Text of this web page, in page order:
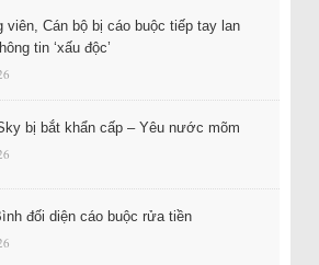
viên, Cán bộ bị cáo buộc tiếp tay lan
tin ‘xấu độc’
bị bắt khẩn cấp – Yêu nước mõm
đối diện cáo buộc rửa tiền